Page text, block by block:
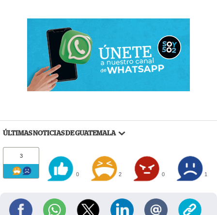
ÚLTIMAS NOTICIAS DE GUATEMALA
3
0 2 0 1